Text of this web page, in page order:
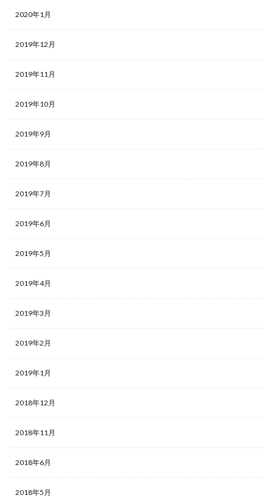
2020年1月
2019年12月
2019年11月
2019年10月
2019年9月
2019年8月
2019年7月
2019年6月
2019年5月
2019年4月
2019年3月
2019年2月
2019年1月
2018年12月
2018年11月
2018年6月
2018年5月